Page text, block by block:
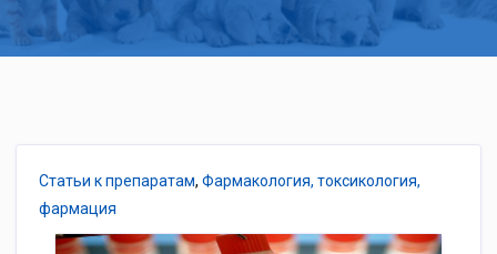
Статьи к препаратам, Фармакология, токсикология,
фармация